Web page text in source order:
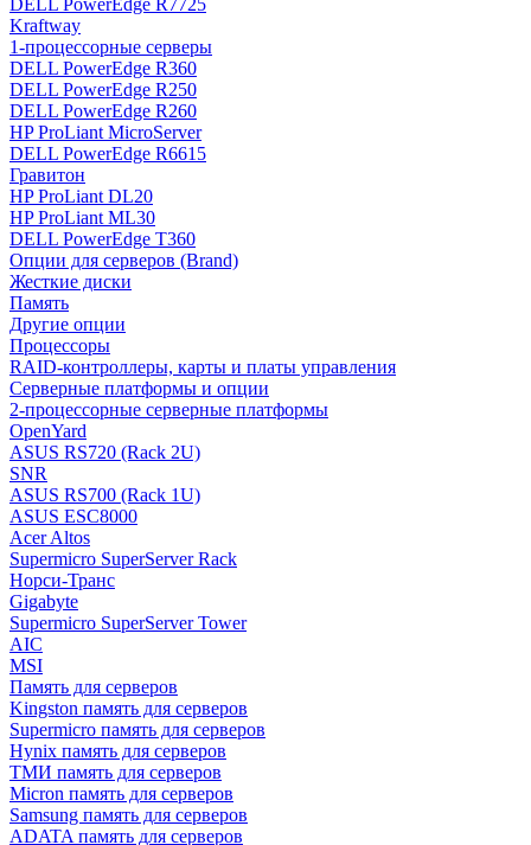
DELL PowerEdge R7725
Kraftway
1-процессорные серверы
DELL PowerEdge R360
DELL PowerEdge R250
DELL PowerEdge R260
HP ProLiant MicroServer
DELL PowerEdge R6615
Гравитон
HP ProLiant DL20
HP ProLiant ML30
DELL PowerEdge T360
Опции для серверов (Brand)
Жесткие диски
Память
Другие опции
Процессоры
RAID-контроллеры, карты и платы управления
Серверные платформы и опции
2-процессорные серверные платформы
OpenYard
ASUS RS720 (Rack 2U)
SNR
ASUS RS700 (Rack 1U)
ASUS ESC8000
Acer Altos
Supermicro SuperServer Rack
Норси-Транс
Gigabyte
Supermicro SuperServer Tower
AIC
MSI
Память для серверов
Kingston память для серверов
Supermicro память для серверов
Hynix память для серверов
ТМИ память для серверов
Micron память для серверов
Samsung память для серверов
ADATA память для серверов